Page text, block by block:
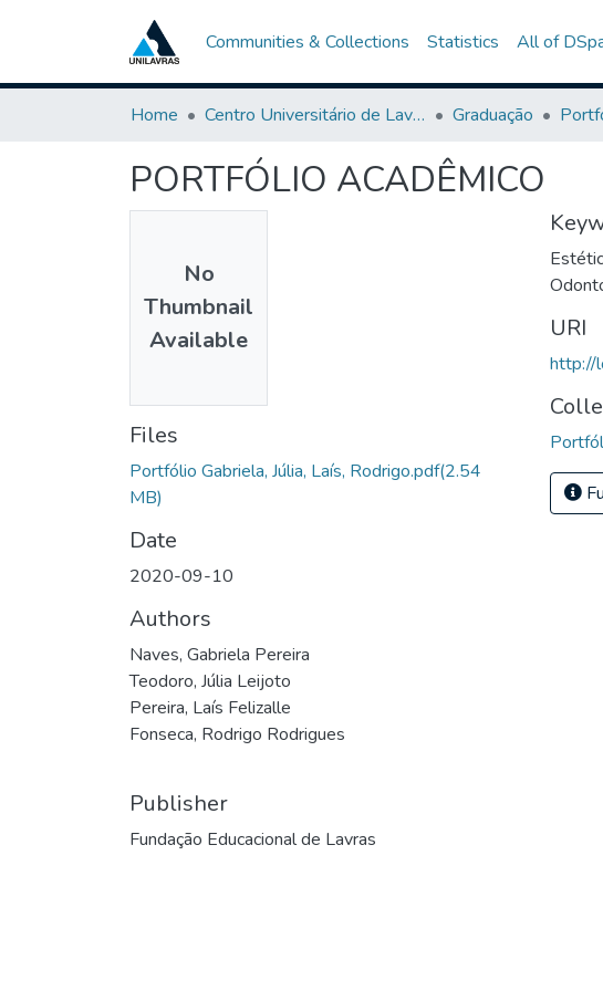
Communities & Collections Statistics All of
Home Centro Universitário de Lavras-UNILAVRAS Graduação
PORTFÓLIO ACADÊMICO
No
Thumbnail
Available
Files
Portfólio Gabriela, Júlia, Laís, Rodrigo.pdf(2.54
MB)
Date
2020-09-10
Authors
Naves, Gabriela Pereira
Teodoro, Júlia Leijoto
Pereira, Laís Felizalle
Fonseca, Rodrigo Rodrigues
Publisher
Fundação Educacional de Lavras
URI
http://